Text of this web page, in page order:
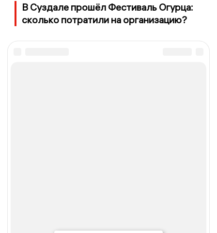
В Суздале прошёл Фестиваль Огурца:
сколько потратили на организацию?